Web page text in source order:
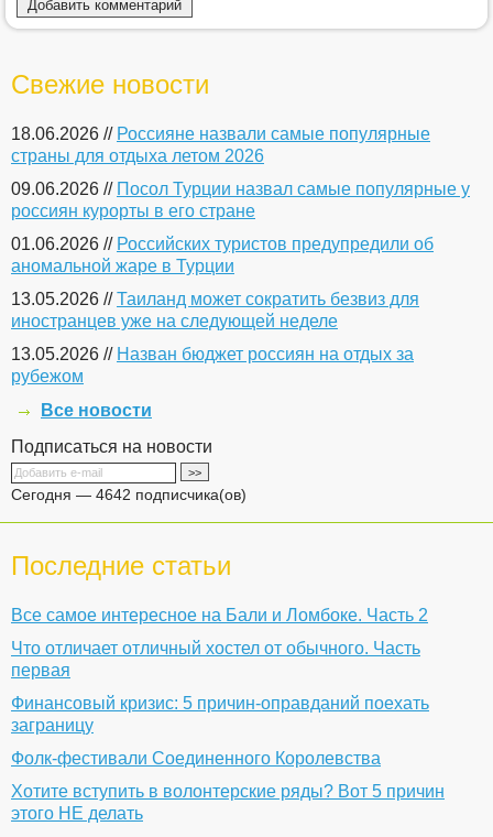
Свежие новости
18.06.2026 // Россияне назвали самые популярные
страны для отдыха летом 2026
09.06.2026 // Посол Турции назвал самые популярные у
россиян курорты в его стране
01.06.2026 // Российских туристов предупредили об
аномальной жаре в Турции
13.05.2026 //Таиланд может сократить безвиз для
иностранцев уже на следующей неделе
13.05.2026 // Назван бюджет россиян на отдых за
рубежом
Все новости
Подписаться на новости
Сегодня — 4642 подписчика(ов)
Последние статьи
Все самое интересное на Бали и Ломбоке. Часть 2
Что отличает отличный хостел от обычного. Часть
первая
Финансовый кризис: 5 причин-оправданий поехать
заграницу
Фолк-фестивали Соединенного Королевства
Хотите вступить в волонтерские ряды? Вот 5 причин
этого НЕ делать